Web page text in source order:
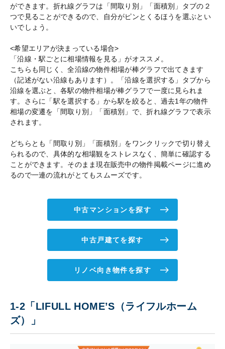
ができます。折れ線グラフは「間取り別」「面積別」タブの２
つで見ることができるので、自分がピンとくるほうを選ぶとい
いでしょう。
<希望エリアが決まっている場合>
「沿線・駅ごとに相場情報を見る」がオススメ。
こちらも同じく、全沿線の物件相場が棒グラフで出てきます
（記述がない沿線もあります）。「沿線を選択する」タブから
沿線を選ぶと、各駅の物件相場が棒グラフで一度に見られま
す。さらに「駅を選択する」から駅を絞ると、過去1年の物件
相場の変遷を「間取り別」「面積別」で、折れ線グラフで表示
されます。
どちらとも「間取り別」「面積別」をワンクリックで切り替え
られるので、具体的な相場観をストレスなく、簡単に確認する
ことができます。そのまま現在販売中の物件掲載ページに進め
るので一連の流れがとてもスムーズです。
中古マンションを探す
中古戸建てを探す
リノベ向き物件を探す
1-2「LIFULL HOME’S（ライフルホーム
ズ）」